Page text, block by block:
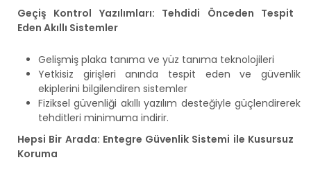
Geçiş Kontrol Yazılımları: Tehdidi Önceden Tespit
Eden Akıllı Sistemler
Gelişmiş plaka tanıma ve yüz tanıma teknolojileri
Yetkisiz girişleri anında tespit eden ve güvenlik
ekiplerini bilgilendiren sistemler
Fiziksel güvenliği akıllı yazılım desteğiyle güçlendirerek
tehditleri minimuma indirir.
Hepsi Bir Arada: Entegre Güvenlik Sistemi ile Kusursuz
Koruma